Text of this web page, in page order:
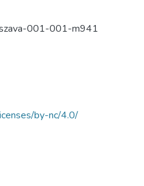
001-001-m941
by-nc/4.0/